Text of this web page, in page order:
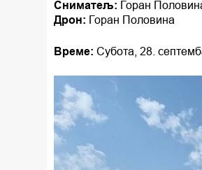
Сниматељ: Горан
Дрон: Горан Половина
Време: Субота, 28.